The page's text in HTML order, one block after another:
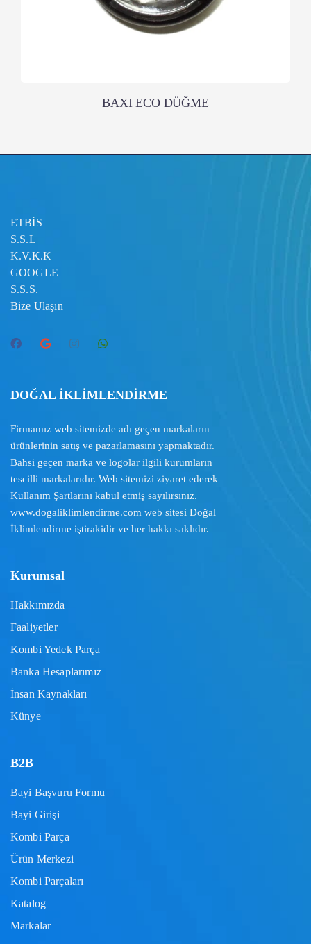
BAXI ECO DÜĞME
ETBİS
S.S.L
K.V.K.K
GOOGLE
S.S.S.
Bize Ulaşın
DOĞAL İKLİMLENDİRME
Firmamız web sitemizde adı geçen markaların
ürünlerinin satış ve pazarlamasını yapmaktadır.
Bahsi geçen marka ve logolar ilgili kurumların
tescilli markalarıdır. Web sitemizi ziyaret ederek
Kullanım Şartlarını kabul etmiş sayılırsınız.
www.dogaliklimlendirme.com web sitesi Doğal
İklimlendirme iştirakidir ve her hakkı saklıdır.
Kurumsal
Hakkımızda
Faaliyetler
Kombi Yedek Parça
Banka Hesaplarımız
İnsan Kaynakları
Künye
B2B
Bayi Başvuru Formu
Bayi Girişi
Kombi Parça
Ürün Merkezi
Kombi Parçaları
Katalog
Markalar